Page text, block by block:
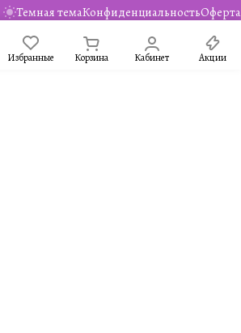
Темная темаКонфиденциальностьОферта
Избранные Корзина Кабинет Акции